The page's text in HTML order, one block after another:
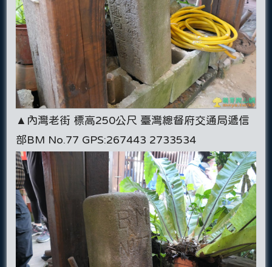
▲內灣老街 標高250公尺 臺灣總督府交通局遞信
部BM No.77 GPS:267443 2733534